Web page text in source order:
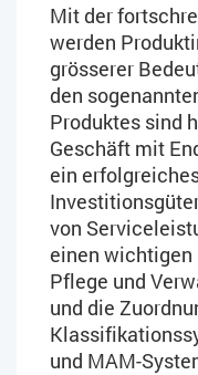
Mit der
werden
grösserer
den
Produktes sind
Geschäft mit
ein
von
einen wichtigen
Pflege und
und die
und MAM-